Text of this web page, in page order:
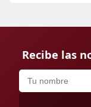
Recibe las